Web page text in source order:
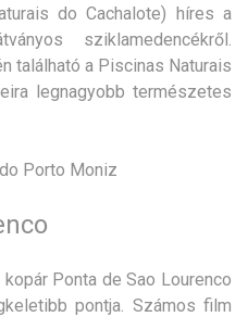
do Cachalote) híres a
sziklamedencékről.
található a Piscinas Naturais
legnagyobb természetes
Ponta de Sao Lourenco
pontja. Számos film